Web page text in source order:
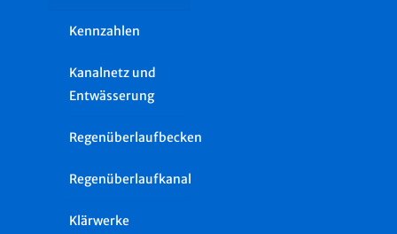
Kennzahlen
Kanalnetz und
Entwässerung
Regenüberlaufbecken
Regenüberlaufkanal
Klärwerke